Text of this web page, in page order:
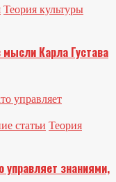
Теория культуры
мысли Карла Густава
статьи Теория
знаниями,